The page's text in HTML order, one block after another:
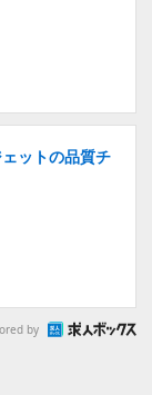
ットの品質チ
by